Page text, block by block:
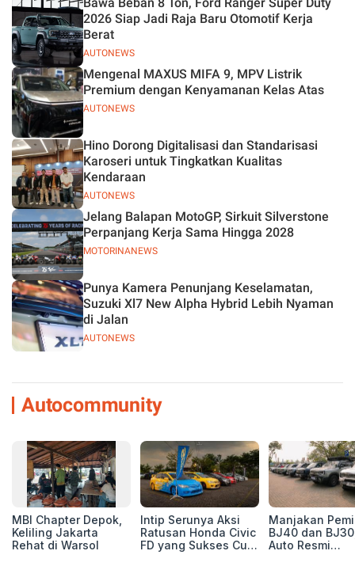
AUTONEWS
2026 Siap Jadi Raja Baru Otomotif Kerja
Berat
AUTONEWS
Mengenal MAXUS MIFA 9, MPV Listrik
Premium dengan Kenyamanan Kelas Atas
AUTONEWS
Hino Dorong Digitalisasi dan Standarisasi
Karoseri untuk Tingkatkan Kualitas
Kendaraan
MOTORINANEWS
Jelang Balapan MotoGP, Sirkuit Silverstone
Perpanjang Kerja Sama Hingga 2028
AUTONEWS
Punya Kamera Penunjang Keselamatan,
Suzuki Xl7 New Alpha Hybrid Lebih Nyaman
di Jalan
Autocommunity
MBI Chapter Depok,
Keliling Jakarta
Rehat di Warsol
Intip Serunya Aksi
Ratusan Honda Civic
FD yang Sukses Curi
Manjakan
BJ40 dan
Auto Resmi